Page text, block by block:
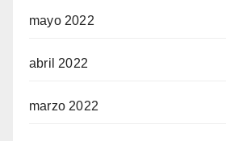
mayo 2022
abril 2022
marzo 2022